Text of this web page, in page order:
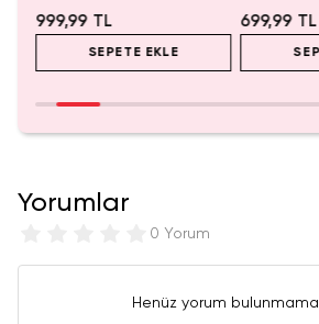
999,99 TL
SEPETE EKLE
699,99 TL
Yorumlar
0 Yorum
Henüz yorum